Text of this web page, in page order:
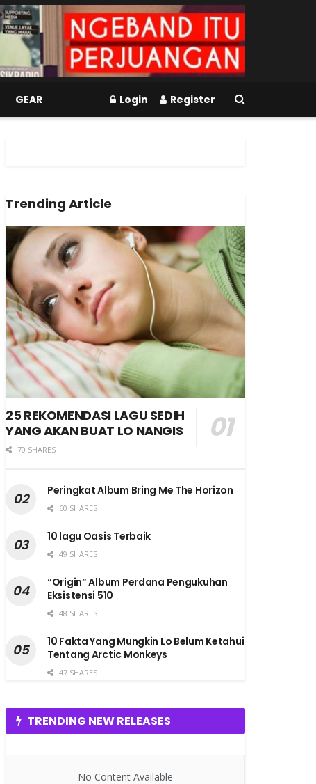
GEAR Login Register
Trending Article
25 REKOMENDASI LAGU SEDIH
YANG AKAN BUAT LO NANGIS
70 SHARES
Peringkat Album Bring Me The Horizon
60 SHARES
10 lagu Oasis Terbaik
49 SHARES
“Origin” Album Perdana Pengukuhan
Eksistensi 510
48 SHARES
10 Fakta Yang Mungkin Lo Belum Ketahui
Tentang Arctic Monkeys
47 SHARES
TRENDING NEW RELEASES
No Content Available